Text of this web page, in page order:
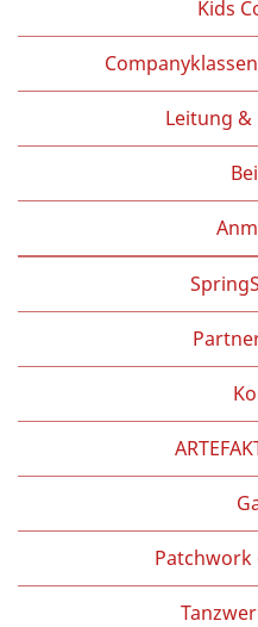
Kids
Leitung
Patchwork